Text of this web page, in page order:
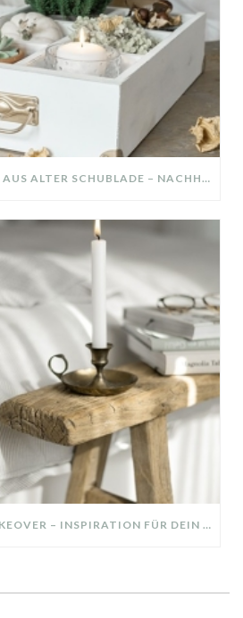
DIY-DEKO-TABLETT AUS ALTER SCHUBLADE – NACHHALTIGE HERBSTDEKO SELBER MACHEN!
SCHLAFZIMMER MAKEOVER – INSPIRATION FÜR DEIN SCHLAFZIMMER: AUS ALT MACH NEU – HELL, GEMÜTLICH UND EINLADEND